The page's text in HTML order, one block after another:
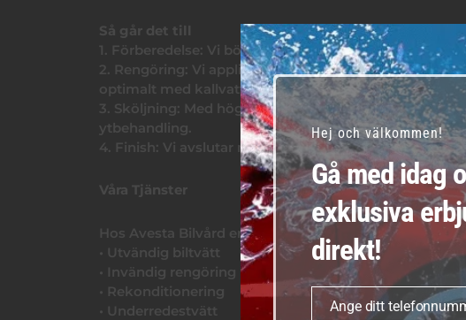
Så går det till
1. Förberedelse: Vi börjar med att avlägsna löst
2. Rengöring: Vi applicerar biologiskt nedbrytbara
optimalt med kallvatten.
3. Sköljning: Med högtryck sköljer vi noggrant bort
ytbehandling.
4. Finish: Vi avslutar med att torka bilen för att
Våra Tjänster
Hos Avesta Bilvård erbjuder vi en rad olika tjänster,
• Utvändig biltvätt
• Invändig rengöring
• Rekonditionering
• Underredestvätt
Hej och välkommen!
Gå med idag
exklusiva
direkt!
Telefonnummer
Ange ditt